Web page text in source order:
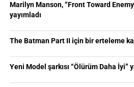
Marilyn Manson, “Front Toward
yayımladı
The Batman Part II için bir erteleme
Yeni Model şarkısı “Ölürüm Daha İyi”